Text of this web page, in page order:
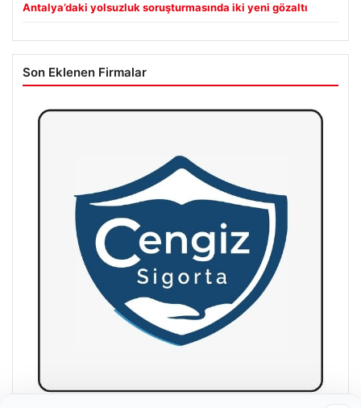
Antalya’daki yolsuzluk soruşturmasında iki yeni gözaltı
Son Eklenen Firmalar